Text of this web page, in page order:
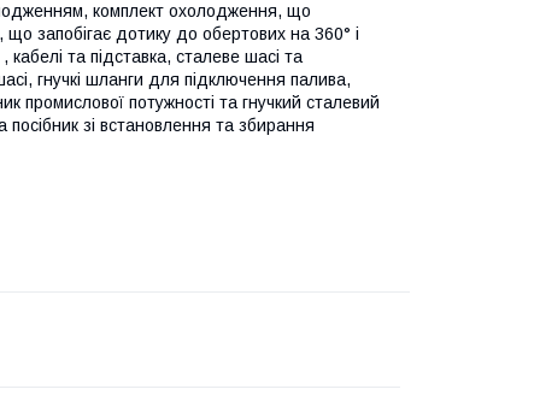
комплект охолодження, що
запобігає дотику до обертових на 360° і
та підставка, сталеве шасі та
гнучкі шланги для підключення палива,
промислової потужності та гнучкий сталевий
зі встановлення та збирання